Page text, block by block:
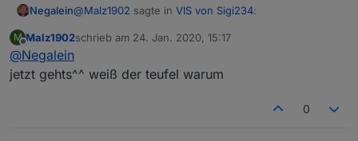
Negalein@Malz1902 sagte in VIS von Sigi234:
M
Offline
Malz1902schrieb am 24. Jan. 2020, 15:17
zuletzt editiert von
@Negalein
jetzt gehts^^ weiß der teufel warum
0